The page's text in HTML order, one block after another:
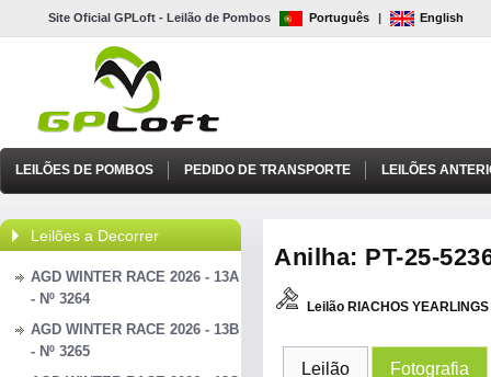
Site Oficial GPLoft - Leilão de Pombos Português | English
LEILÕES DE POMBOS PEDIDO DE TRANSPORTE LEILÕES
Leilões a Decorrer
AGD WINTER RACE 2026 - 13A
- Nº 3264
AGD WINTER RACE 2026 - 13B
- Nº 3265
Anilha: PT-25-
Leilão RIACHOS
Leilão Fotografia